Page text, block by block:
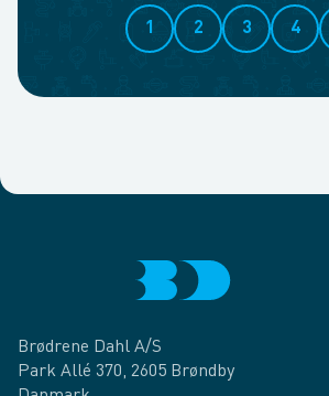
1 2 3 4
Brødrene Dahl A/S
Park Allé 370, 2605 Brøndby